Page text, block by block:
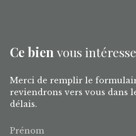
Ce bien vous
Merci de remplir le
reviendrons vers vous dans
délais.
Prénom